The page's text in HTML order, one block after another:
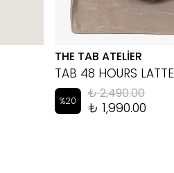
THE TAB ATELİER
TAB 48 HOURS LATTE
%20 ₺ 2,490.00
₺ 1,990.00